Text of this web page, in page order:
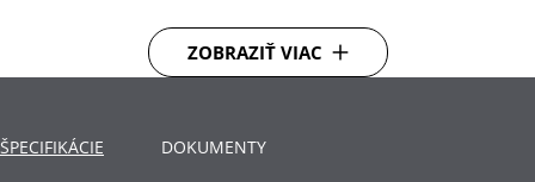
manipuláciu.
Cromargan protect® - inovatívne technológie pre
proti poškriabaniu a opotrebovaniu.
ZOBRAZIŤ VIAC
ŠPECIFIKÁCIE DOKUMENTY